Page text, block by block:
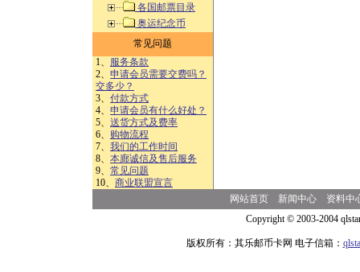
各国邮票目录
奥运纪念币
常见问题
1、 服务条款
2、 申请会员需要交费吗？
交多少？
3、 付款方式
4、 申请会员有什么好处？
5、 送货方式及费率
6、 购物流程
7、 我们的工作时间
8、 本廊诚信及售后服务
9、 常见问题
10、 商业联盟宣言
网站首页 新闻中心
资料中
Copyright © 2003-2004
版权所有：其乐邮币卡网 电子信箱：